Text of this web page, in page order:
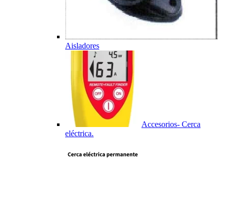
Aisladores
Accesorios- Cerca
eléctrica.